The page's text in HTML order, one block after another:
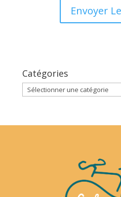
Catégories
Catégories